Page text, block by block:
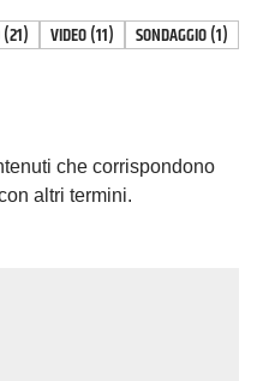
(21) VIDEO(11) SONDAGGIO(1)
che corrispondono
altri termini.